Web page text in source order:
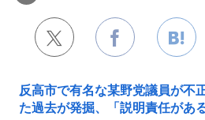
反高市で有名な某野党議員が不
た過去が発掘、「説明責任があ